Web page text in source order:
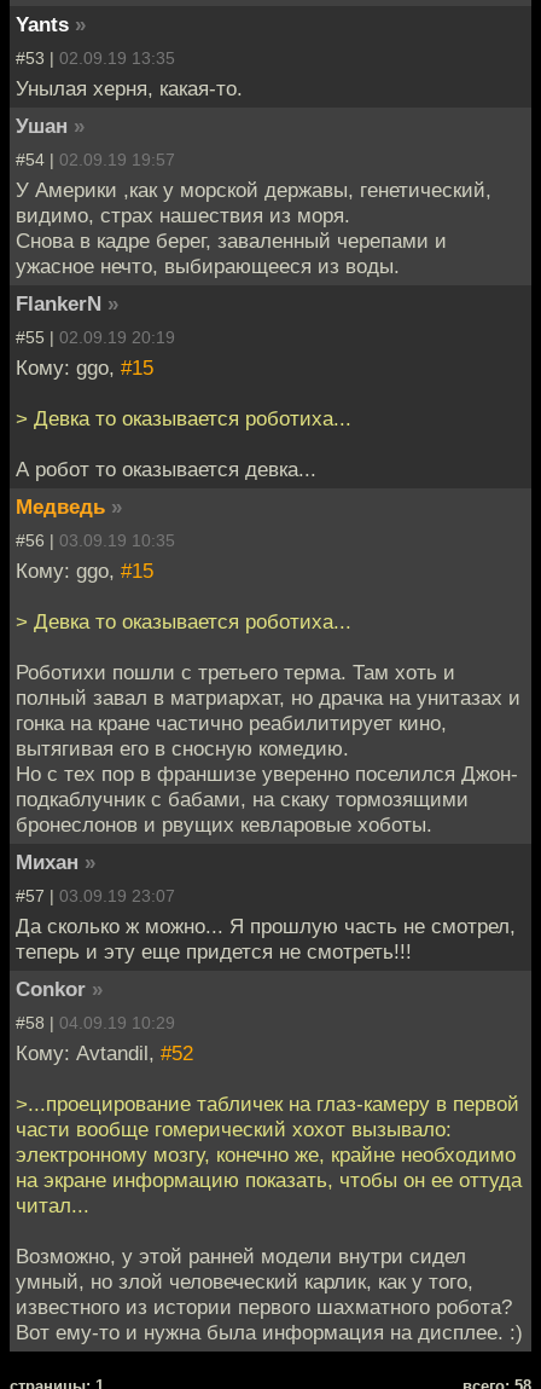
Yants »
#53 | 02.09.19 13:35
Унылая херня, какая-то.
Ушан »
#54 | 02.09.19 19:57
У Америки ,как у морской державы, генетический,
видимо, страх нашествия из моря.
Снова в кадре берег, заваленный черепами и
ужасное нечто, выбирающееся из воды.
FlankerN »
#55 | 02.09.19 20:19
Кому: ggo, #15
> Девка то оказывается роботиха...
А робот то оказывается девка...
Медведь »
#56 | 03.09.19 10:35
Кому: ggo, #15
> Девка то оказывается роботиха...
Роботихи пошли с третьего терма. Там хоть и
полный завал в матриархат, но драчка на унитазах и
гонка на кране частично реабилитирует кино,
вытягивая его в сносную комедию.
Но с тех пор в франшизе уверенно поселился Джон-
подкаблучник с бабами, на скаку тормозящими
бронеслонов и рвущих кевларовые хоботы.
Михан »
#57 | 03.09.19 23:07
Да сколько ж можно... Я прошлую часть не смотрел,
теперь и эту еще придется не смотреть!!!
Conkor »
#58 | 04.09.19 10:29
Кому: Avtandil, #52
>...проецирование табличек на глаз-камеру в первой
части вообще гомерический хохот вызывало:
электронному мозгу, конечно же, крайне необходимо
на экране информацию показать, чтобы он ее оттуда
читал...
Возможно, у этой ранней модели внутри сидел
умный, но злой человеческий карлик, как у того,
известного из истории первого шахматного робота?
Вот ему-то и нужна была информация на дисплее. :)